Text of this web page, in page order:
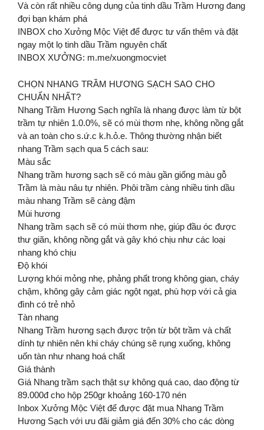
Và còn rất nhiều công dụng của tinh dầu Trầm Hương đang
đợi bạn khám phá
INBOX cho Xưởng Mộc Việt để được tư vấn thêm và đặt
ngay một lọ tinh dầu Trầm nguyên chất
INBOX XƯỞNG: m.me/xuongmocviet
CHỌN NHANG TRẦM HƯƠNG SẠCH SAO CHO
CHUẨN NHẤT?
Nhang Trầm Hương Sạch nghĩa là nhang được làm từ bột
trầm tự nhiên 1.0.0%, sẽ có mùi thơm nhẹ, không nồng gắt
và an toàn cho s.ứ.c k.h.ỏ.e. Thông thường nhận biết
nhang Trầm sạch qua 5 cách sau:
Màu sắc
Nhang trầm hương sạch sẽ có màu gần giống màu gỗ
Trầm là màu nâu tự nhiên. Phôi trầm càng nhiều tinh dầu
màu nhang Trầm sẽ càng đậm
Mùi hương
Nhang trầm sạch sẽ có mùi thơm nhẹ, giúp đầu óc được
thư giãn, không nồng gắt và gây khó chịu như các loại
nhang khó chịu
Độ khói
Lượng khói mỏng nhẹ, phảng phất trong không gian, cháy
chậm, không gây cảm giác ngột ngạt, phù hợp với cả gia
đình có trẻ nhỏ
Tàn nhang
Nhang Trầm hương sạch được trộn từ bột trầm và chất
dính tự nhiên nên khi cháy chúng sẽ rụng xuống, không
uốn tàn như nhang hoá chất
Giá thành
Giá Nhang trầm sạch thật sự không quá cao, dao động từ
89.000đ cho hộp 250gr khoảng 160-170 nén
Inbox Xưởng Mộc Việt để được đặt mua Nhang Trầm
Hương Sạch với ưu đãi giảm giá đến 30% cho các dòng